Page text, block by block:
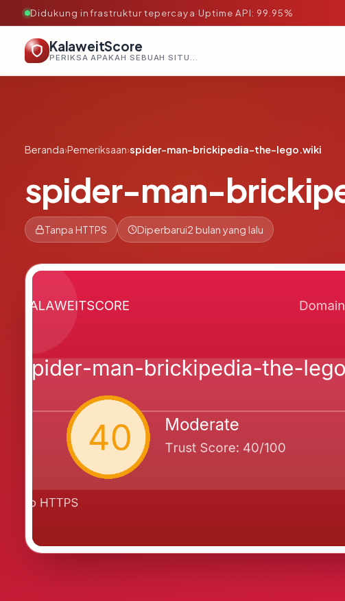
Didukung infrastruktur tepercaya·Uptime API: 99.95%
KalaweitScore
PERIKSA APAKAH SEBUAH SITUS AMAN, TEPERCAYA, DAN TERVERIFIKASI DALAM HITUNGAN DETIK.
Beranda›Pemeriksaan›spider-man-brickipedia-the-lego.wiki
spider-man-
Tanpa HTTPS Diperbarui2 bulan yang lalu